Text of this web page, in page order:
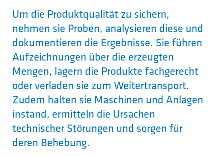
Um die Produktqualität zu sichern,
nehmen sie Proben, analysieren diese und
dokumentieren die Ergebnisse. Sie führen
Aufzeichnungen über die erzeugten
Mengen, lagern die Produkte fachgerecht
oder verladen sie zum Weitertransport.
Zudem halten sie Maschinen und Anlagen
instand, ermitteln die Ursachen
technischer Störungen und sorgen für
deren Behebung.